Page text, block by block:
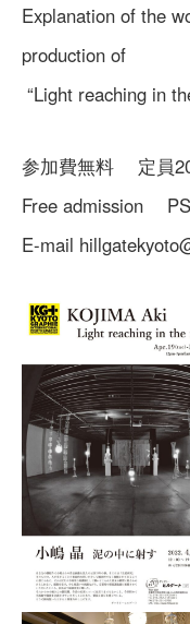
Explanation of the
production of
“Light reaching in
参加費無料 定員20
Free admission
E-mail